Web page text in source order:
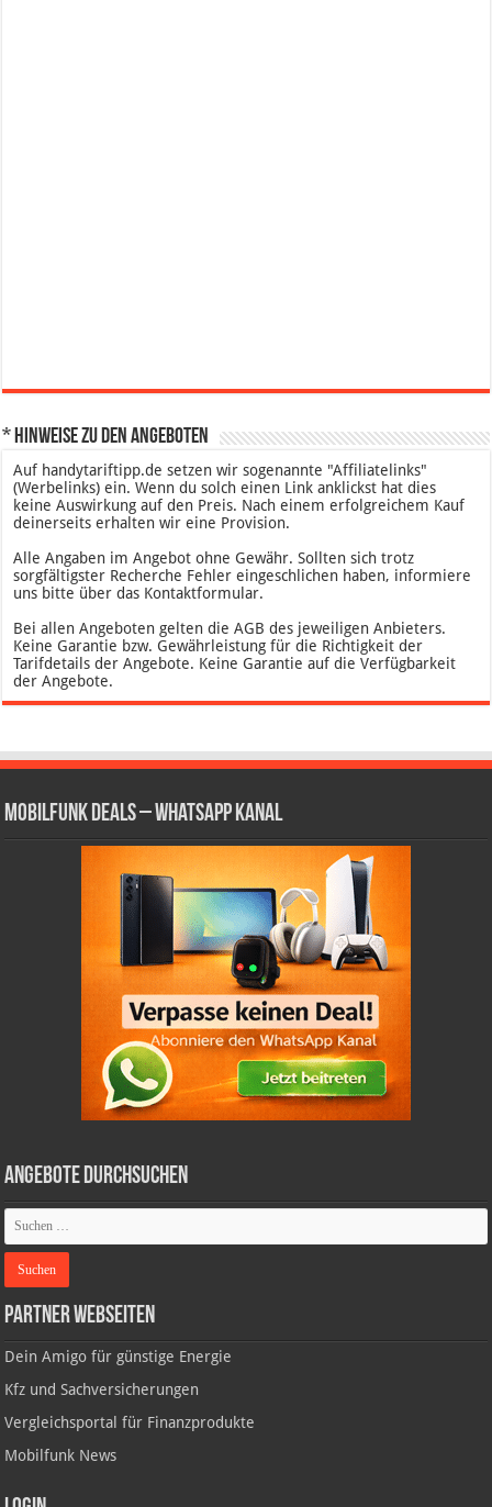
* Hinweise zu den Angeboten
Auf handytariftipp.de setzen wir sogenannte "Affiliatelinks"
(Werbelinks) ein. Wenn du solch einen Link anklickst hat dies
keine Auswirkung auf den Preis. Nach einem erfolgreichem Kauf
deinerseits erhalten wir eine Provision.
Alle Angaben im Angebot ohne Gewähr. Sollten sich trotz
sorgfältigster Recherche Fehler eingeschlichen haben, informiere
uns bitte über das Kontaktformular.
Bei allen Angeboten gelten die AGB des jeweiligen Anbieters.
Keine Garantie bzw. Gewährleistung für die Richtigkeit der
Tarifdetails der Angebote. Keine Garantie auf die Verfügbarkeit
der Angebote.
Mobilfunk Deals – WhatsApp Kanal
Angebote durchsuchen
Partner Webseiten
Dein Amigo für günstige Energie
Kfz und Sachversicherungen
Vergleichsportal für Finanzprodukte
Mobilfunk News